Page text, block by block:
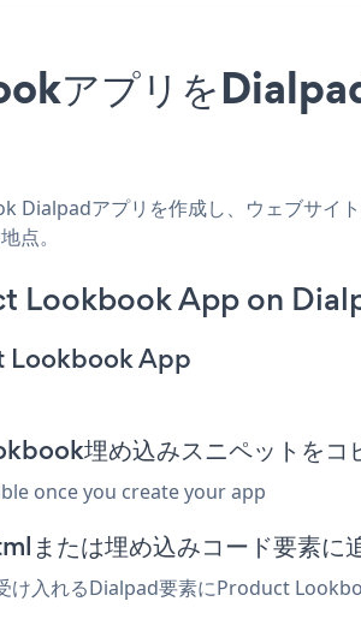
アプリを
Dialpadアプリを作成し、ウェブサイ
点。
Lookbook App on
Lookbook App
埋め込みスニペットをコ
once you create your app
または埋め込みコード要素に
け入れるDialpad要素にProduct